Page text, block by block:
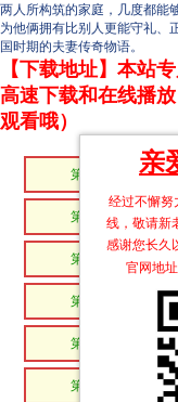
亲
经过不懈努
线，敬请新
感谢您长久
官网地址
两人所构筑的家庭，几度都能
为他俩拥有比别人更能守礼、
国时期的夫妻传奇物语。
【下载地址】本站
高速下载和在线播
观看哦）
第49集
第47集
第45集
第43集
第41集
第39集